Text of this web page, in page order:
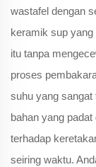
wastafel dengan
keramik sup
itu tanpa
proses
suhu yang sangat
bahan yang
terhadap
seiring waktu.